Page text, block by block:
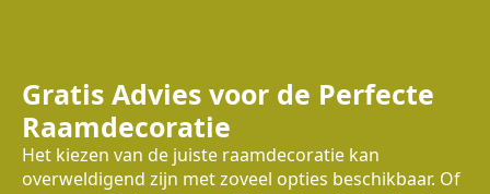
Gratis Advies voor de Perfecte
Raamdecoratie
Het kiezen van de juiste raamdecoratie kan
overweldigend zijn met zoveel opties beschikbaar. Of